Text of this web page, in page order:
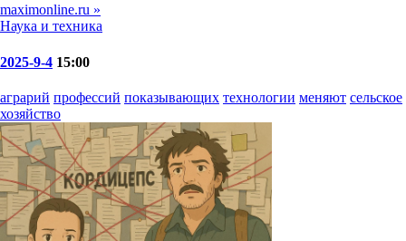
maximonline.ru »
Наука и техника
2025-9-4 15:00
аграрий профессий показывающих технологии меняют сельское
хозяйство